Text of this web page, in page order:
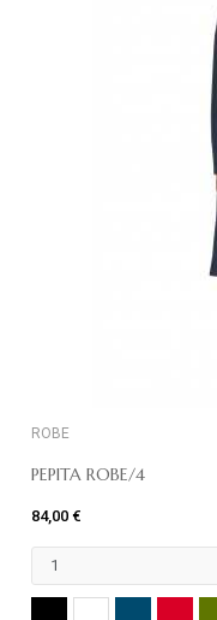
ROBE
PEPITA ROBE/4
84,00 €